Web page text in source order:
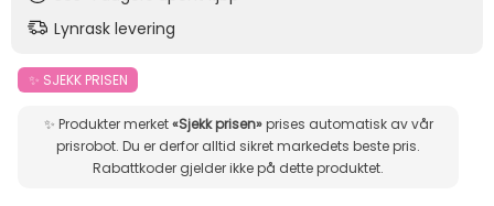
Lynrask levering
✨ SJEKK PRISEN
✨ Produkter merket«Sjekk prisen»prises automatisk av vår
prisrobot. Du er derfor alltid sikret markedets beste pris.
Rabattkoder gjelder ikke på dette produktet.